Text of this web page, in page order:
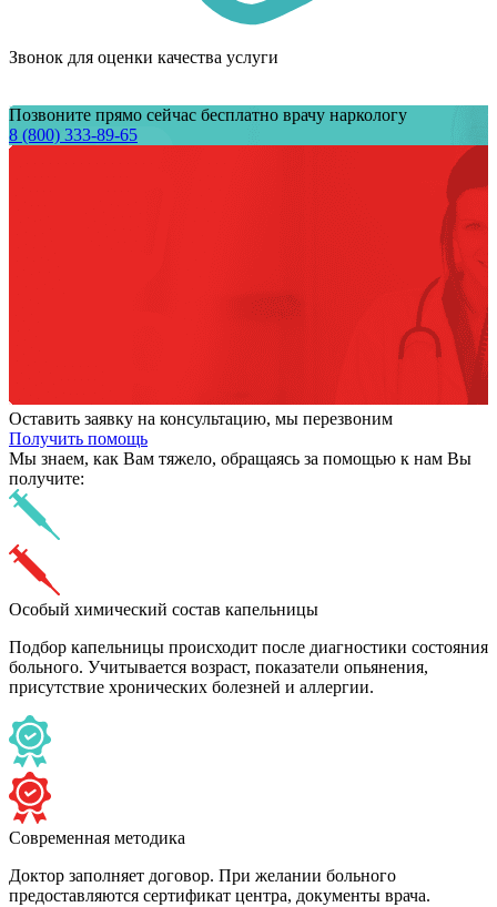
Звонок для оценки качества услуги
Позвоните прямо сейчас бесплатно врачу наркологу
8 (800) 333-89-65
Оставить заявку на консультацию, мы перезвоним
Получить помощь
Мы знаем, как Вам тяжело, обращаясь за помощью к нам Вы
получите:
Особый химический состав капельницы
Подбор капельницы происходит после диагностики состояния
больного. Учитывается возраст, показатели опьянения,
присутствие хронических болезней и аллергии.
Современная методика
Доктор заполняет договор. При желании больного
предоставляются сертификат центра, документы врача.